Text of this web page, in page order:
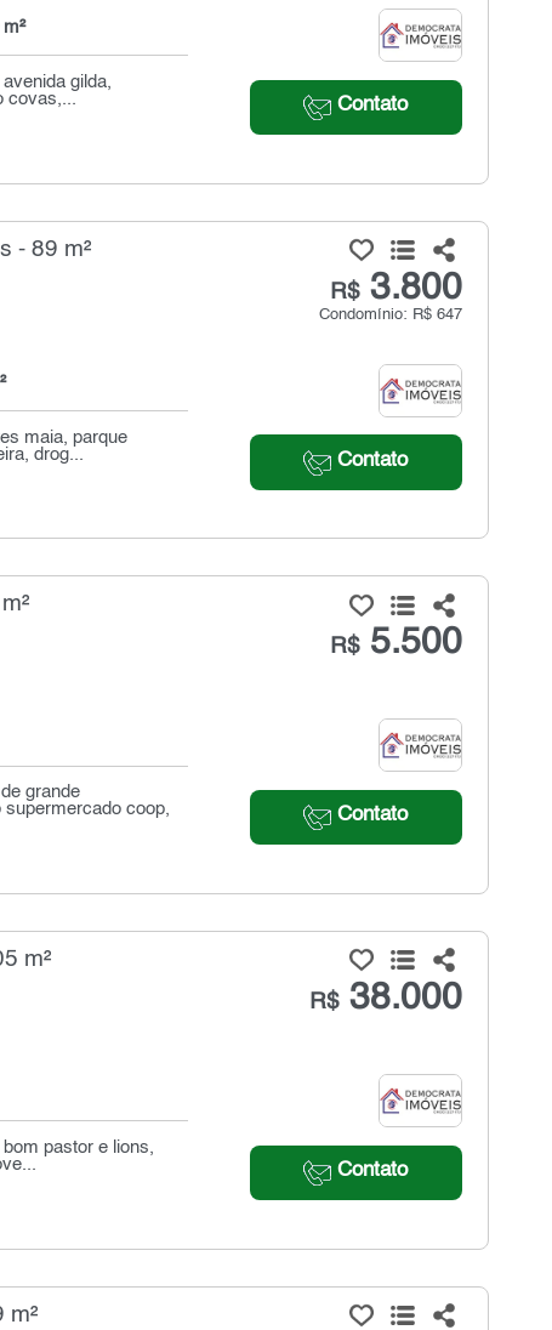
Contato
gilda,
covas,...
- 89 m²
R$3.800
Condomínio: R$ 647
Contato
maia, parque
drog...
R$5.500
Contato
grande
coop,
m²
R$38.000
Contato
pastor e lions,
m²